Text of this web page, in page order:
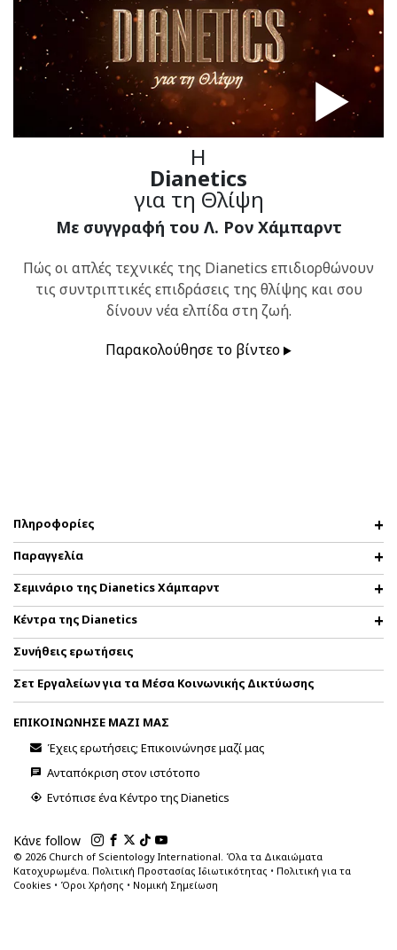
Η
Dianetics
για τη Θλίψη
Με συγγραφή του Λ. Ρον Χάμπαρντ
Πώς οι απλές τεχνικές της Dianetics επιδιορθώνουν
τις συντριπτικές επιδράσεις της θλίψης και σου
δίνουν νέα ελπίδα στη ζωή.
Παρακολούθησε το βίντεο
Πληροφορίες
Παραγγελία
Σεμινάριο της Dianetics Χάμπαρντ
Κέντρα της Dianetics
Συνήθεις ερωτήσεις
Σετ Εργαλείων για τα Μέσα Κοινωνικής Δικτύωσης
ΕΠΙΚΟΙΝΩΝΗΣΕ ΜΑΖΙ ΜΑΣ
Έχεις ερωτήσεις; Επικοινώνησε μαζί μας
Ανταπόκριση στον ιστότοπο
Εντόπισε ένα Κέντρο της Dianetics
Κάνε follow
© 2026 Church of Scientology International. Όλα τα Δικαιώματα
Κατοχυρωμένα. Πολιτική Προστασίας Ιδιωτικότητας • Πολιτική για τα
Cookies • Όροι Χρήσης • Νομική Σημείωση